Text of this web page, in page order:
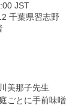
JST
千葉県習志野
美那子先生
ごとに手前味噌